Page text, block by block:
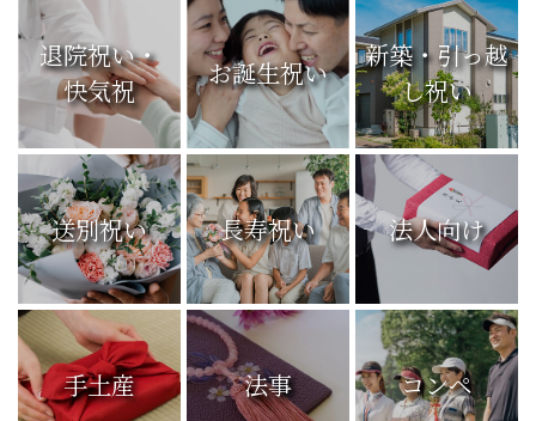
退院祝い・
快気祝
お誕生祝い
新築・引っ越
し祝い
送別祝い 長寿祝い 法人向け
手土産 法事 コンペ